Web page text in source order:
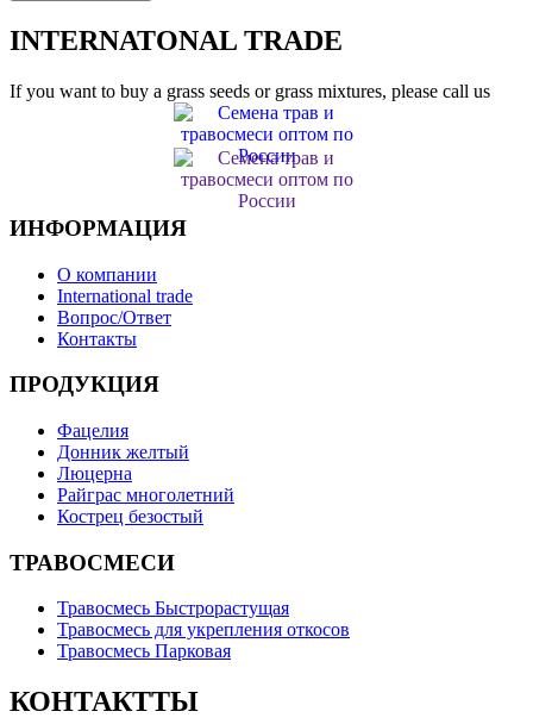
INTERNATONAL TRADE
If you want to buy a grass seeds or grass mixtures, please call us
ИНФОРМАЦИЯ
О компании
International trade
Вопрос/Ответ
Контакты
ПРОДУКЦИЯ
Фацелия
Донник желтый
Люцерна
Райграс многолетний
Кострец безостый
ТРАВОСМЕСИ
Травосмесь Быстрорастущая
Травосмесь для укрепления откосов
Травосмесь Парковая
КОНТАКТТЫ